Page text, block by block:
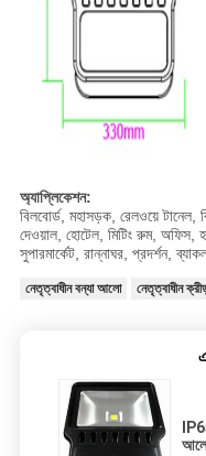
অ্যাপ্লিকেশন:
বিলবোর্ড, মহাসড়ক, রেলওয়ে টানেল,
দেওয়াল, হোটেল, মিটিং রুম, অফিস,
সুপারমার্কেট, রান্নাঘর, প্রদর্শন,
নেতৃত্বাধীন বন্যা আলো নেতৃত্বাধীন